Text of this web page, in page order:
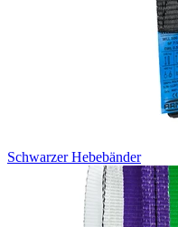
Schwarzer Hebebänder